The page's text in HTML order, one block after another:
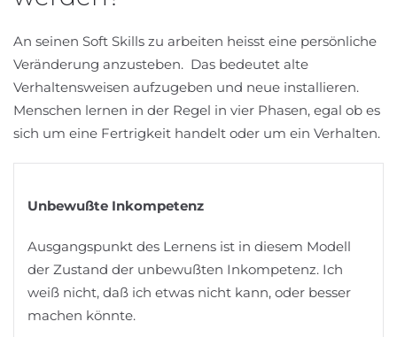
An seinen Soft Skills zu arbeiten heisst eine persönliche
Veränderung anzusteben. Das bedeutet alte
Verhaltensweisen aufzugeben und neue installieren.
Menschen lernen in der Regel in vier Phasen, egal ob es
sich um eine Fertrigkeit handelt oder um ein Verhalten.
Unbewußte Inkompetenz
Ausgangspunkt des Lernens ist in diesem Modell
der Zustand der unbewußten Inkompetenz. Ich
weiß nicht, daß ich etwas nicht kann, oder besser
machen könnte.